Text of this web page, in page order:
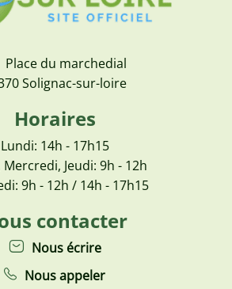
Place du marchedial
Solignac-sur-loire
Horaires
Lundi: 14h - 17h15
Jeudi: 9h - 12h
9h - 12h / 14h - 17h15
contacter
Nous écrire
Nous appeler